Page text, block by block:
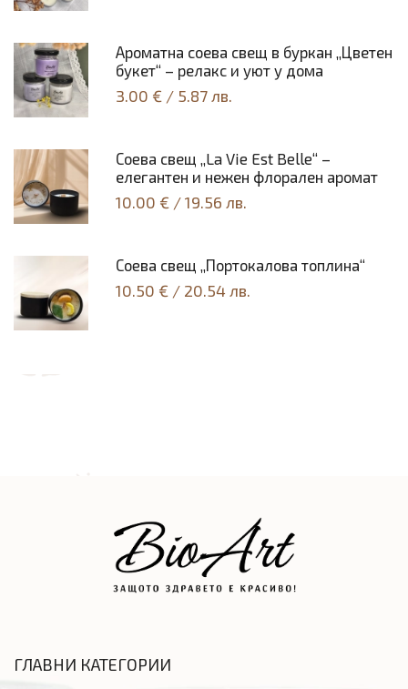
Ароматна соева свещ в буркан „Цветен
букет“ – релакс и уют у дома
3.00 € / 5.87 лв.
Соeва свещ „La Vie Est Belle“ –
елегантен и нежен флорален аромат
10.00 € /19.56 лв.
Соeва свещ „Портокалова топлина“
10.50 € / 20.54 лв.
ГЛАВНИ КАТЕГОРИИ